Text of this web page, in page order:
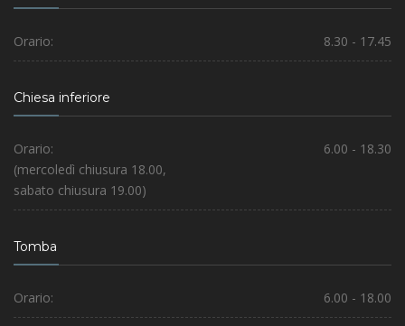
Orario: 8.30 - 17.45
Chiesa inferiore
Orario:
6.00 - 18.30
(mercoledì chiusura 18.00,
sabato chiusura 19.00)
Tomba
Orario: 6.00 - 18.00